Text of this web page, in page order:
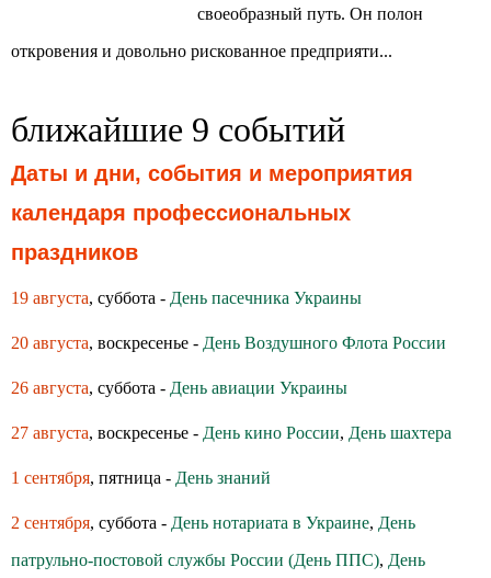
своеобразный путь. Он полон
откровения и довольно рискованное предприяти...
ближайшие 9 событий
Даты и дни, события и мероприятия
календаря профессиональных
праздников
19 августа, суббота - День пасечника Украины
20 августа, воскресенье - День Воздушного Флота России
26 августа, суббота - День авиации Украины
27 августа, воскресенье - День кино России, День шахтера
1 сентября, пятница - День знаний
2 сентября, суббота - День нотариата в Украине, День
патрульно-постовой службы России (День ППС), День